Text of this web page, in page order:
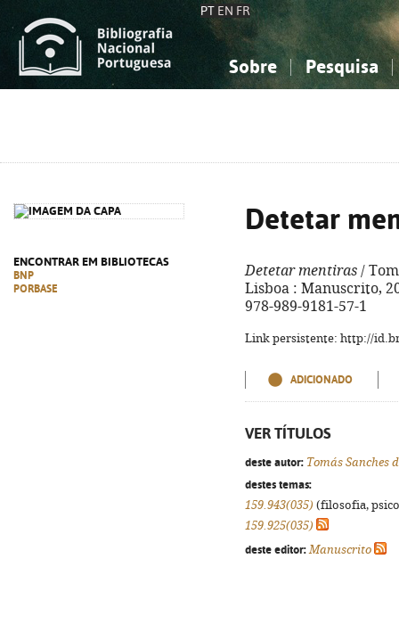
PT EN FR
Sobre Pesquisa
ENCONTRAR EM BIBLIOTECAS
BNP
PORBASE
Detetar
Detetar mentiras /
Lisboa : Manuscrito,
978-989-9181-57-1
Link persistente: http://
ADICIONADO
VER TÍTULOS
deste autor: Tomás Sanches
destes temas:
159.943(035) (filosofia,
159.925(035)
deste editor: Manuscrito